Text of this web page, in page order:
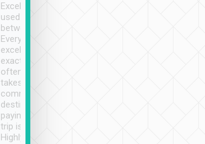
Excellent service. We have
used Tripool to travel
between cities in Taiwan.
Every driver has been
excellent and arrives
exactly on time. As there is
often limited English it
takes the difficulty out of
communicating the
destination details and
paying online prior to the
trip is very convenient.
Highly recommended